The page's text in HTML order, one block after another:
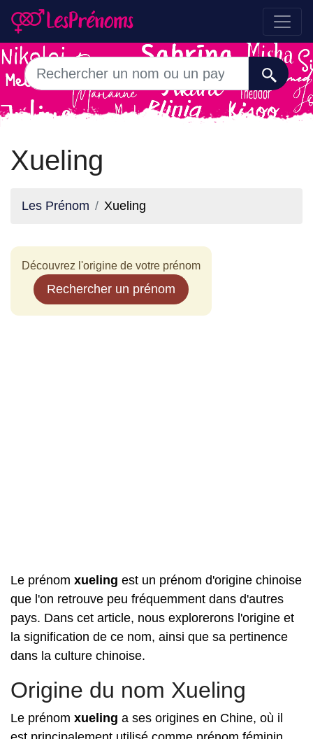
Xueling
Les Prénom Xueling
Découvrez l'origine de votre prénom
Rechercher un prénom
Le prénom xueling est un prénom d'origine chinoise
que l'on retrouve peu fréquemment dans d'autres
pays. Dans cet article, nous explorerons l'origine et
la signification de ce nom, ainsi que sa pertinence
dans la culture chinoise.
Origine du nom Xueling
Le prénom xueling a ses origines en Chine, où il